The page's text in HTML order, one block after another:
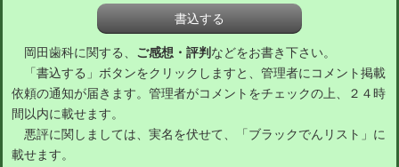
岡田歯科に関する、 ご感想・評判 などをお書き下さい。
「書込する」ボタンをクリックしますと、管理者にコメント掲載
依頼の通知が届きます。管理者がコメントをチェックの上、２４時
間以内に載せます。
悪評に関しましては、実名を伏せて、「ブラックでんリスト」に
載せます。